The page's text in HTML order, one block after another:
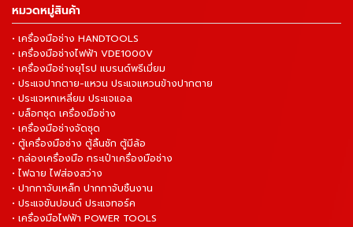
หมวดหมู่สินค้า
• เครื่องมือช่าง HANDTOOLS
• เครื่องมือช่างไฟฟ้า VDE1000V
• เครื่องมือช่างยุโรป แบรนด์พรีเมี่ยม
• ประแจปากตาย-แหวน ประแจแหวนข้างปากตาย
• ประแจหกเหลี่ยม ประแจแอล
• บล็อกชุด เครื่องมือช่าง
• เครื่องมือช่างจัดชุด
• ตู้เครื่องมือช่าง ตู้ลิ้นชัก ตู้มีล้อ
• กล่องเครื่องมือ กระเป๋าเครื่องมือช่าง
• ไฟฉาย ไฟส่องสว่าง
• ปากกาจับเหล็ก ปากกาจับชิ้นงาน
• ประแจขันปอนด์ ประแจทอร์ค
• เครื่องมือไฟฟ้า POWER TOOLS